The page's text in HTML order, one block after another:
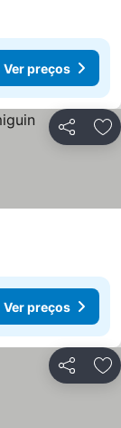
Ver preços
Partilhar
Ver preços
Partilhar